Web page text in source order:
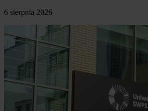
6 sierpnia 2026